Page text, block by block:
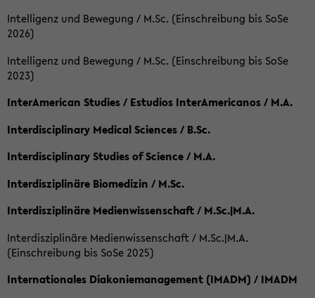
Intelligenz und Bewegung / M.Sc. (Einschreibung bis SoSe
2026)
Intelligenz und Bewegung / M.Sc. (Einschreibung bis SoSe
2023)
InterAmerican Studies / Estudios InterAmericanos / M.A.
Interdisciplinary Medical Sciences / B.Sc.
Interdisciplinary Studies of Science / M.A.
Interdisziplinäre Biomedizin / M.Sc.
Interdisziplinäre Medienwissenschaft / M.Sc.|M.A.
Interdisziplinäre Medienwissenschaft / M.Sc.|M.A.
(Einschreibung bis SoSe 2025)
Internationales Diakoniemanagement (IMADM) / IMADM